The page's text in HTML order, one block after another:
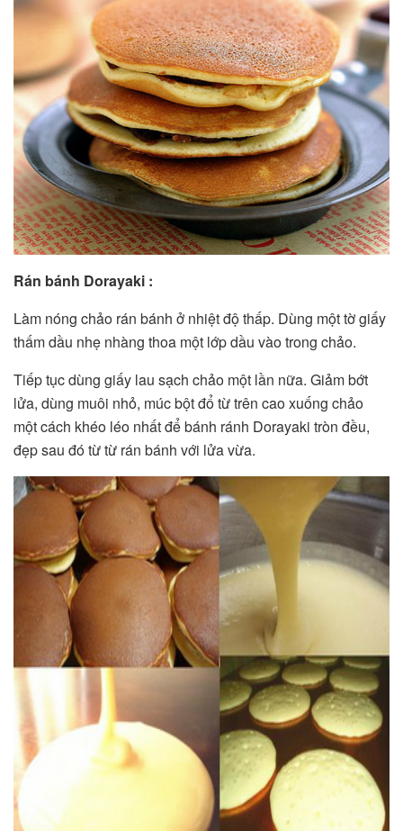
Rán bánh Dorayaki :
Làm nóng chảo rán bánh ở nhiệt độ thấp. Dùng một tờ giấy
thấm dầu nhẹ nhàng thoa một lớp dầu vào trong chảo.
Tiếp tục dùng giấy lau sạch chảo một lần nữa. Giảm bớt
lửa, dùng muôi nhỏ, múc bột đổ từ trên cao xuống chảo
một cách khéo léo nhất để bánh ránh Dorayaki tròn đều,
đẹp sau đó từ từ rán bánh với lửa vừa.